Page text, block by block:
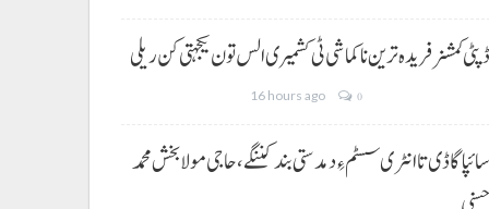
ڈپٹی کمشنر فریدہ ترین نا کماشی ٹی کشمیری الس تون یکجہتی کن ریلی
16 hours ago 0
سائپا گاڈی تا انٹری سسٹم ءِ دمدستی بند کننگے، حاجی مولا بخش محمد